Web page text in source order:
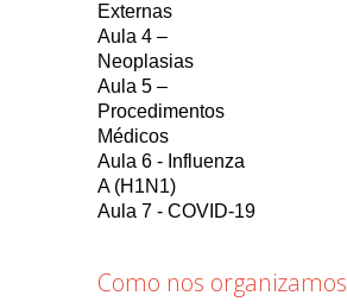
Externas
Aula 4 –
Neoplasias
Aula 5 –
Procedimentos
Médicos
Aula 6 - Influenza
A (H1N1)
Aula 7 - COVID-19
Como nos organizamos